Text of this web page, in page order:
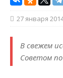
27 января
В свежем
Советом